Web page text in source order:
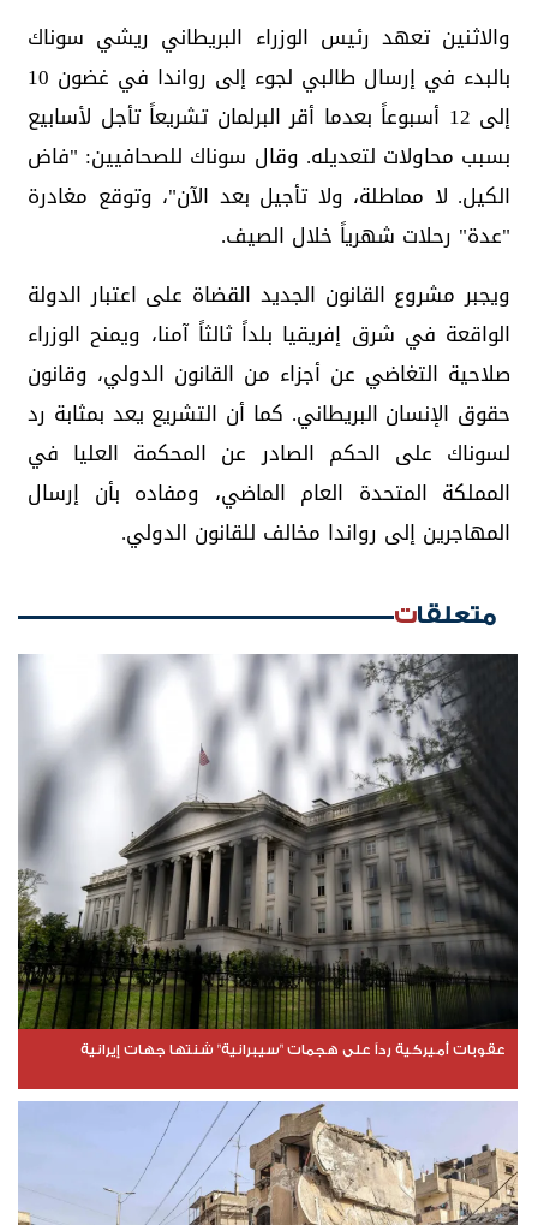
والاثنين تعهد رئيس الوزراء البريطاني ريشي سوناك
بالبدء في إرسال طالبي لجوء إلى رواندا في غضون 10
إلى 12 أسبوعاً بعدما أقر البرلمان تشريعاً تأجل لأسابيع
بسبب محاولات لتعديله. وقال سوناك للصحافيين: "فاض
الكيل. لا مماطلة، ولا تأجيل بعد الآن"، وتوقع مغادرة
"عدة" رحلات شهرياً خلال الصيف.
ويجبر مشروع القانون الجديد القضاة على اعتبار الدولة
الواقعة في شرق إفريقيا بلداً ثالثاً آمنا، ويمنح الوزراء
صلاحية التغاضي عن أجزاء من القانون الدولي، وقانون
حقوق الإنسان البريطاني. كما أن التشريع يعد بمثابة رد
لسوناك على الحكم الصادر عن المحكمة العليا في
المملكة المتحدة العام الماضي، ومفاده بأن إرسال
المهاجرين إلى رواندا مخالف للقانون الدولي.
متعلقات
عقوبات أميركية رداً على هجمات "سيبرانية" شنتها جهات إيرانية